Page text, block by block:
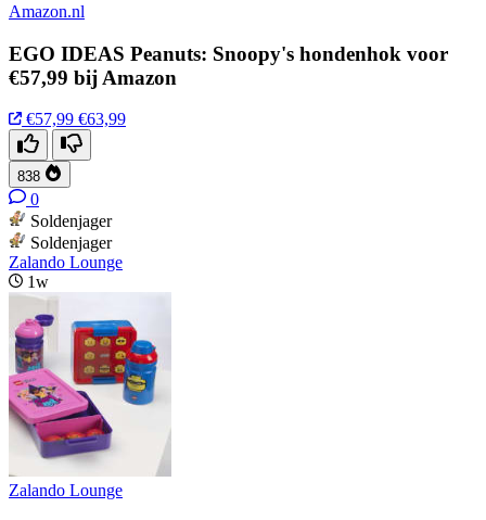
Amazon.nl
EGO IDEAS Peanuts: Snoopy's hondenhok voor
€57,99 bij Amazon
€57,99 €63,99
838
0
Soldenjager
Soldenjager
Zalando Lounge
1w
Zalando Lounge